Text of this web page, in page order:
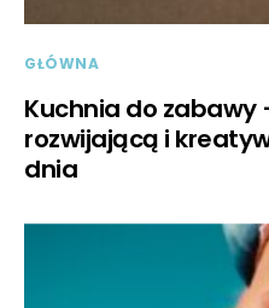
GŁÓWNA
Kuchnia do zabawy
rozwijającą i
dnia